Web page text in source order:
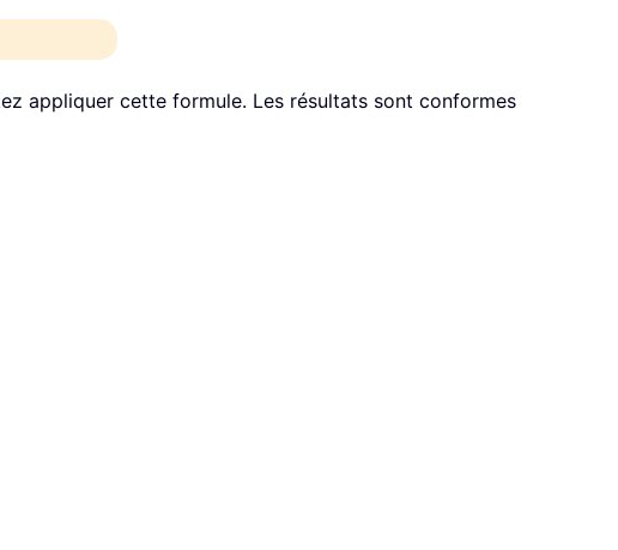
appliquer cette formule. Les résultats sont conformes